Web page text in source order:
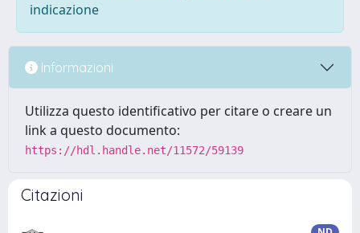
indicazione
Informazioni
Utilizza questo identificativo per citare o creare un
link a questo documento:
https://hdl.handle.net/11572/59139
Citazioni